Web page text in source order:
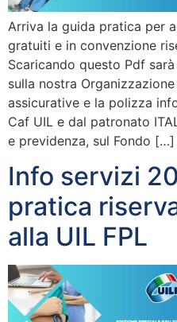
Arriva la guida pratica per
gratuiti e in convenzione
Scaricando questo Pdf
sulla nostra
assicurative e la polizza
Caf UIL e dal patronato
e previdenza, sul Fondo […]
Info servizi
pratica
alla UIL FPL